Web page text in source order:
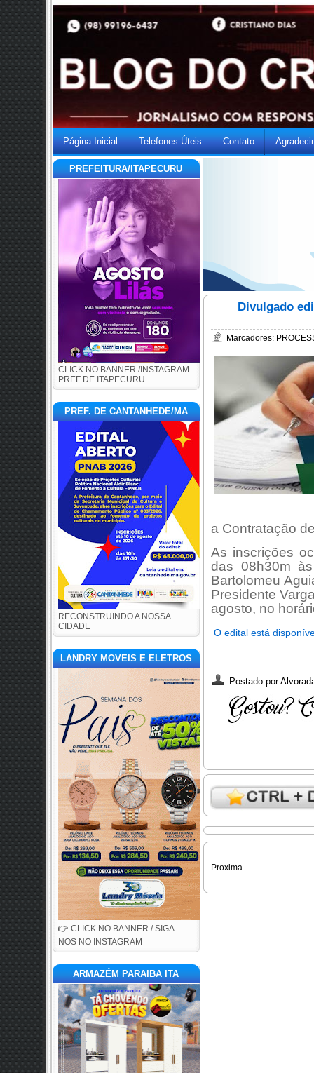
Página Inicial Telefones Úteis Contato
PREFEITURA/ITAPECURU
CLICK NO BANNER /INSTAGRAM
PREF DE ITAPECURU
PREF. DE CANTANHEDE/MA
RECONSTRUINDO A NOSSA
CIDADE
LANDRY MOVEIS E ELETROS
👉 CLICK NO BANNER / SIGA-
NOS NO INSTAGRAM
ARMAZÉM PARAIBA ITA
Divulgado
Marcadores:
a Contratação
As inscrições
das 08h30m
Bartolomeu
Presidente
agosto, no
O edital está
Postado por
Proxima